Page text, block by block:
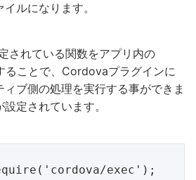
ルになります。
されている関数をアプリ内の
ことで、Cordovaプラグインに
ブ側の処理を実行する事ができま
定されています。
exec');